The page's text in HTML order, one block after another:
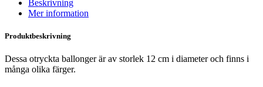
Beskrivning
Mer information
Produktbeskrivning
Dessa otryckta ballonger är av storlek 12 cm i diameter och finns i
många olika färger.